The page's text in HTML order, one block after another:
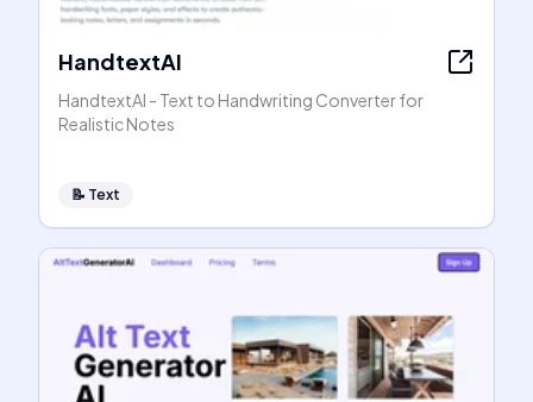
HandtextAI
HandtextAI - Text to Handwriting Converter for
Realistic Notes
📝 Text